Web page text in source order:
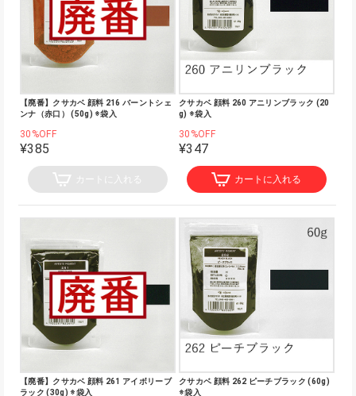
【廃番】クサカベ 顔料 216 バーントシェ
ンナ（赤口） (50g) ※袋入
30%OFF
¥385
カートに入れる
クサカベ 顔料 260 アニリンブラック (20
g) ※袋入
30%OFF
¥347
カートに入れる
【廃番】クサカベ 顔料 261 アイボリーブ
ラック (30g) ※袋入
クサカベ 顔料 262 ピーチブラック (60g)
※袋入